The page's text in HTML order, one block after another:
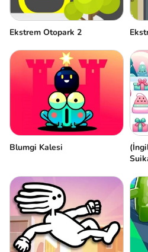
Ekstrem Otopark 2
Blumgi Kalesi